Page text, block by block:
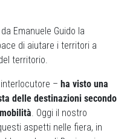
Emanuele Guido la
di aiutare i territori a
territorio.
– ha visto una
delle destinazioni secondo
. Oggi il nostro
aspetti nelle fiera, in